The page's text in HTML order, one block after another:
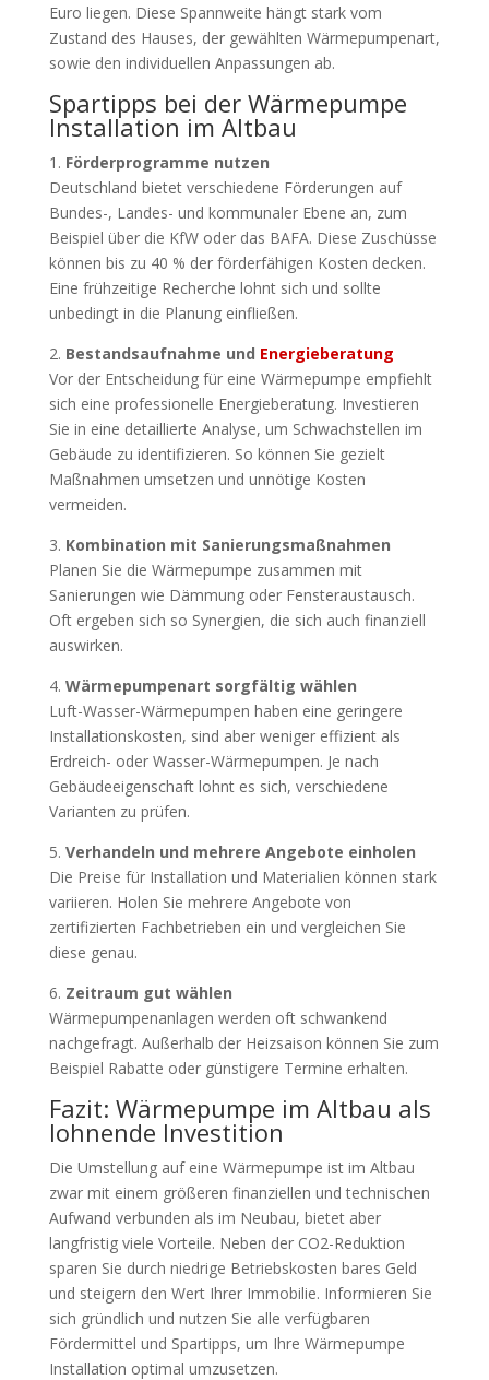
Euro liegen. Diese Spannweite hängt stark vom
Zustand des Hauses, der gewählten Wärmepumpenart,
sowie den individuellen Anpassungen ab.
Spartipps bei der Wärmepumpe
Installation im Altbau
1. Förderprogramme nutzen
Deutschland bietet verschiedene Förderungen auf
Bundes-, Landes- und kommunaler Ebene an, zum
Beispiel über die KfW oder das BAFA. Diese Zuschüsse
können bis zu 40 % der förderfähigen Kosten decken.
Eine frühzeitige Recherche lohnt sich und sollte
unbedingt in die Planung einfließen.
2. Bestandsaufnahme und Energieberatung
Vor der Entscheidung für eine Wärmepumpe empfiehlt
sich eine professionelle Energieberatung. Investieren
Sie in eine detaillierte Analyse, um Schwachstellen im
Gebäude zu identifizieren. So können Sie gezielt
Maßnahmen umsetzen und unnötige Kosten
vermeiden.
3. Kombination mit Sanierungsmaßnahmen
Planen Sie die Wärmepumpe zusammen mit
Sanierungen wie Dämmung oder Fensteraustausch.
Oft ergeben sich so Synergien, die sich auch finanziell
auswirken.
4. Wärmepumpenart sorgfältig wählen
Luft-Wasser-Wärmepumpen haben eine geringere
Installationskosten, sind aber weniger effizient als
Erdreich- oder Wasser-Wärmepumpen. Je nach
Gebäudeeigenschaft lohnt es sich, verschiedene
Varianten zu prüfen.
5. Verhandeln und mehrere Angebote einholen
Die Preise für Installation und Materialien können stark
variieren. Holen Sie mehrere Angebote von
zertifizierten Fachbetrieben ein und vergleichen Sie
diese genau.
6. Zeitraum gut wählen
Wärmepumpenanlagen werden oft schwankend
nachgefragt. Außerhalb der Heizsaison können Sie zum
Beispiel Rabatte oder günstigere Termine erhalten.
Fazit: Wärmepumpe im Altbau als
lohnende Investition
Die Umstellung auf eine Wärmepumpe ist im Altbau
zwar mit einem größeren finanziellen und technischen
Aufwand verbunden als im Neubau, bietet aber
langfristig viele Vorteile. Neben der CO2-Reduktion
sparen Sie durch niedrige Betriebskosten bares Geld
und steigern den Wert Ihrer Immobilie. Informieren Sie
sich gründlich und nutzen Sie alle verfügbaren
Fördermittel und Spartipps, um Ihre Wärmepumpe
Installation optimal umzusetzen.